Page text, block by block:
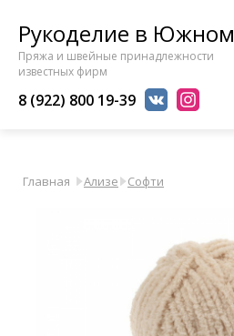
Рукоделие в Южном
Пряжа и швейные принадлежности
известных фирм
8 (922) 800 19-39
Главная Ализе Софти